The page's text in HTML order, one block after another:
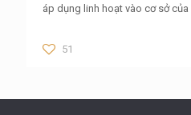
áp dụng linh hoạt vào cơ sở của
51